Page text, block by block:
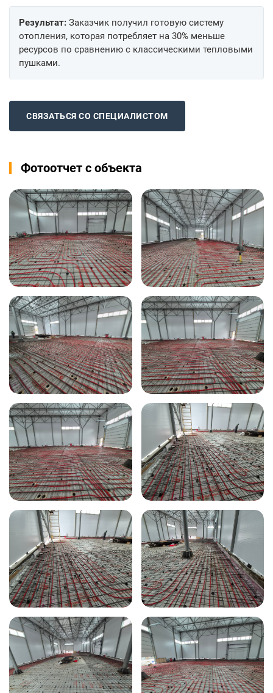
Результат: Заказчик получил готовую систему
отопления, которая потребляет на 30% меньше
ресурсов по сравнению с классическими тепловыми
пушками.
СВЯЗАТЬСЯ СО СПЕЦИАЛИСТОМ
Фотоотчет с объекта